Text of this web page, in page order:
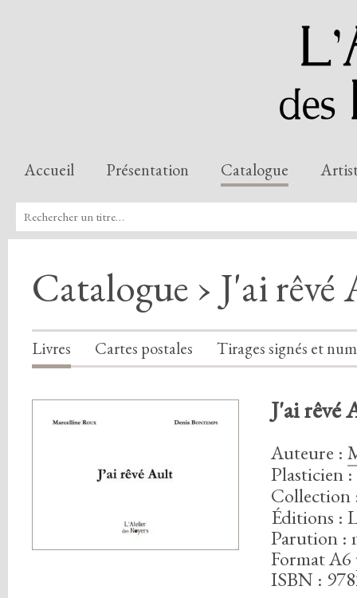
Accueil Présentation Catalogue
Catalogue › J'ai
Livres Cartes postales Tirages signés et
J'ai rêvé
Auteure :
Plasticien:
Collection
Éditions :
Parution :
Format A6
ISBN :